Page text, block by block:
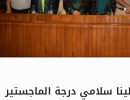
سلامي درجة الماجستير